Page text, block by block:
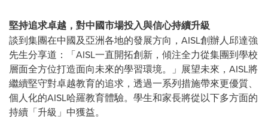
堅持追求卓越，對中國市場投入與信心持續升級
談到集團在中國及亞洲各地的發展方向，AISL創辦人邱達強
先生分享道：「AISL一直開拓創新，傾注全力從集團到學校
層面全方位打造面向未來的學習環境。」展望未來，AISL將
繼續堅守對卓越教育的追求，透過一系列措施帶來更優質、
個人化的AISL哈羅教育體驗。學生和家長將從以下多方面的
持續「升級」中獲益。